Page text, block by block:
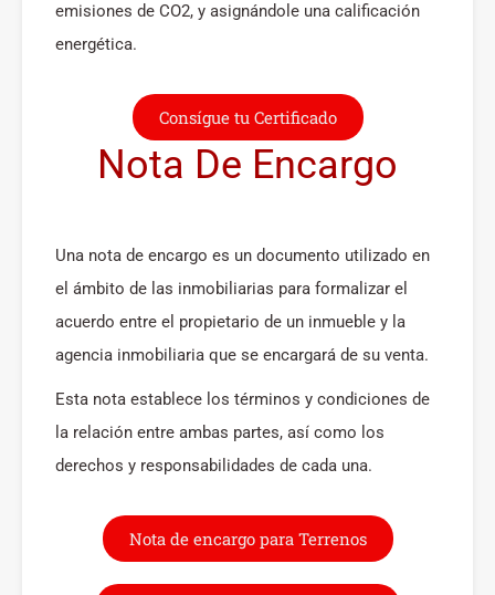
emisiones de CO2, y asignándole una calificación
energética.
Consígue tu Certificado
Nota De Encargo
Una nota de encargo es un documento utilizado en
el ámbito de las inmobiliarias para formalizar el
acuerdo entre el propietario de un inmueble y la
agencia inmobiliaria que se encargará de su venta.
Esta nota establece los términos y condiciones de
la relación entre ambas partes, así como los
derechos y responsabilidades de cada una.
Nota de encargo para Terrenos